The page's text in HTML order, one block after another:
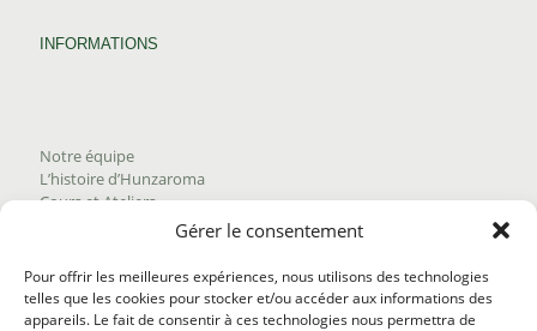
Gérer le consentement
Pour offrir les meilleures expériences, nous utilisons des technologies
telles que les cookies pour stocker et/ou accéder aux informations des
appareils. Le fait de consentir à ces technologies nous permettra de
INFORMATIONS
Notre équipe
L’histoire d’Hunzaroma
Cours et Ateliers
Trouver nos produits
Politique de frais d'envoi
Termes et conditions